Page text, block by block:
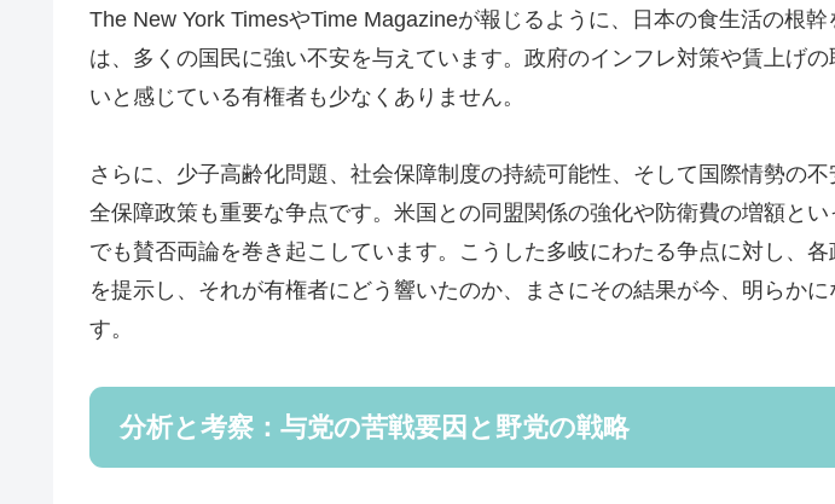
The New York TimesやTime Magazineが報じるように、日本の食生活の根
は、多くの国民に強い不安を与えています。政府のインフレ対策や賃上げ
いと感じている有権者も少なくありません。
さらに、少子高齢化問題、社会保障制度の持続可能性、そして国際情勢の
全保障政策も重要な争点です。米国との同盟関係の強化や防衛費の増額と
でも賛否両論を巻き起こしています。こうした多岐にわたる争点に対し、
を提示し、それが有権者にどう響いたのか、まさにその結果が今、明らか
す。
分析と考察：与党の苦戦要因と野党の戦略